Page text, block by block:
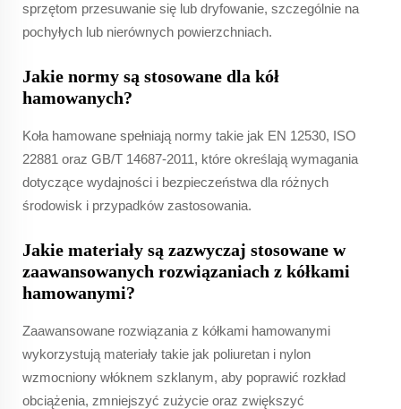
sprzętom przesuwanie się lub dryfowanie, szczególnie na
pochyłych lub nierównych powierzchniach.
Jakie normy są stosowane dla kół
hamowanych?
Koła hamowane spełniają normy takie jak EN 12530, ISO
22881 oraz GB/T 14687-2011, które określają wymagania
dotyczące wydajności i bezpieczeństwa dla różnych
środowisk i przypadków zastosowania.
Jakie materiały są zazwyczaj stosowane w
zaawansowanych rozwiązaniach z kółkami
hamowanymi?
Zaawansowane rozwiązania z kółkami hamowanymi
wykorzystują materiały takie jak poliuretan i nylon
wzmocniony włóknem szklanym, aby poprawić rozkład
obciążenia, zmniejszyć zużycie oraz zwiększyć